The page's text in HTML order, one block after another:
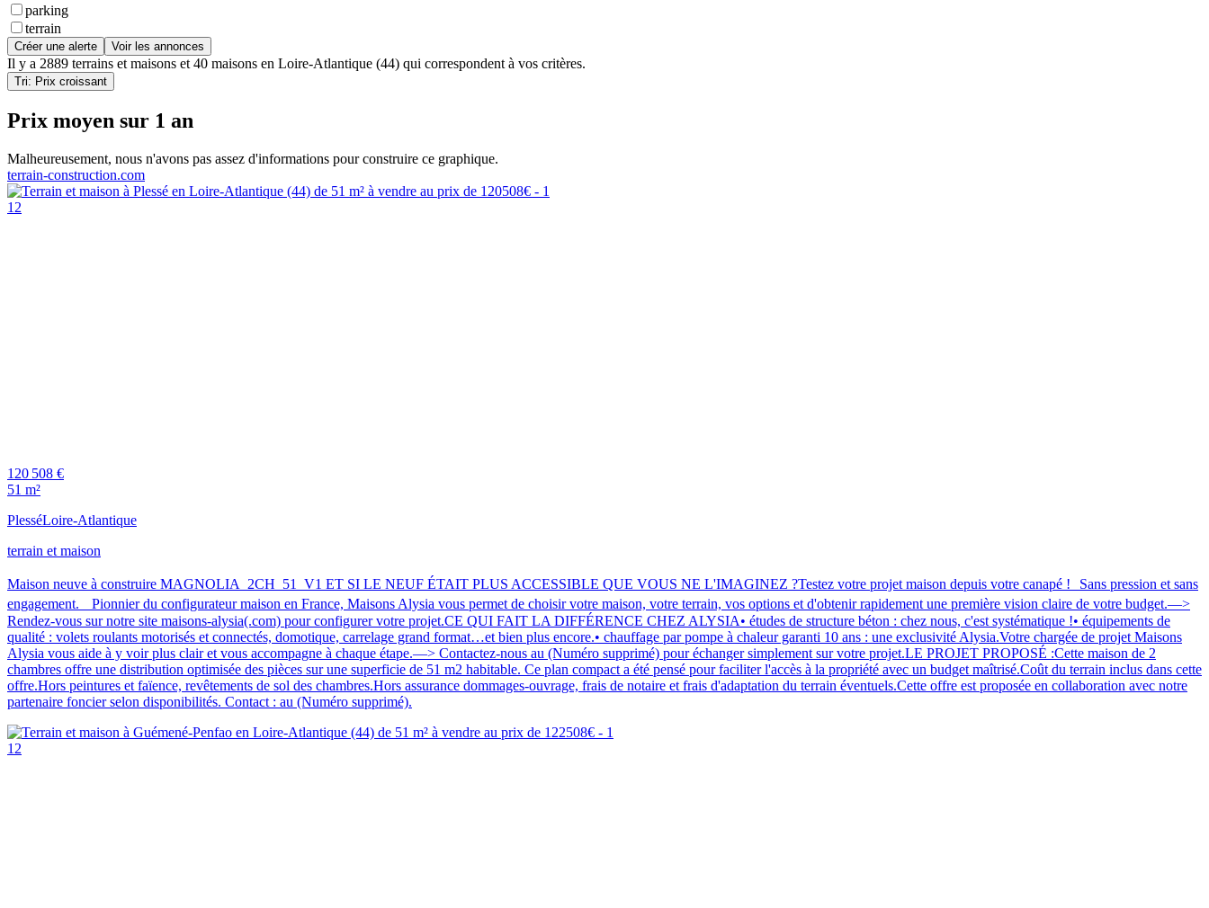
parking
terrain
Créer une alerte Voir les annonces
Il y a 2889 terrains et maisons et 40 maisons en Loire-Atlantique (44) qui correspondent à vos critères.
Tri: Prix croissant
Prix moyen sur 1 an
Malheureusement, nous n'avons pas assez d'informations pour construire ce graphique.
terrain-construction.com
12
120 508 €
51 m²
PlesséLoire-Atlantique
terrain et maison
Maison neuve à construire MAGNOLIA_2CH_51_V1 ET SI LE NEUF ÉTAIT PLUS ACCESSIBLE QUE VOUS NE L'IMAGINEZ ?Testez votre projet maison depuis votre canapé ! Sans pression et sans
engagement. Pionnier du configurateur maison en France, Maisons Alysia vous permet de choisir votre maison, votre terrain, vos options et d'obtenir rapidement une première vision claire de votre budget.—>
Rendez-vous sur notre site maisons-alysia(.com) pour configurer votre projet.CE QUI FAIT LA DIFFÉRENCE CHEZ ALYSIA• études de structure béton : chez nous, c'est systématique !• équipements de
qualité : volets roulants motorisés et connectés, domotique, carrelage grand format…et bien plus encore.• chauffage par pompe à chaleur garanti 10 ans : une exclusivité Alysia.Votre chargée de projet Maisons
Alysia vous aide à y voir plus clair et vous accompagne à chaque étape.—> Contactez-nous au (Numéro supprimé) pour échanger simplement sur votre projet.LE PROJET PROPOSÉ :Cette maison de 2
chambres offre une distribution optimisée des pièces sur une superficie de 51 m2 habitable. Ce plan compact a été pensé pour faciliter l'accès à la propriété avec un budget maîtrisé.Coût du terrain inclus dans cette
offre.Hors peintures et faïence, revêtements de sol des chambres.Hors assurance dommages-ouvrage, frais de notaire et frais d'adaptation du terrain éventuels.Cette offre est proposée en collaboration avec notre
partenaire foncier selon disponibilités. Contact : au (Numéro supprimé).
12